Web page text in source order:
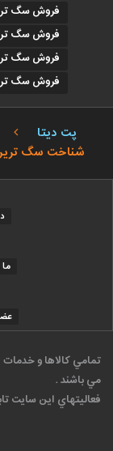
فروش سگ
فروش سگ
فروش سگ
فروش سگ
پت دیتا
شناخت سگ
تمامي كالاها و
مي باشند .
فعاليتهاي اين سايت